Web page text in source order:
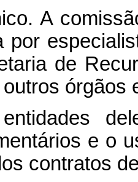
A
por
de
órgãos
e o
contratos